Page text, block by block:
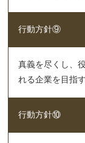
行動方針⑨
真義を尽くし、
れる企業を目指す
行動方針⑩